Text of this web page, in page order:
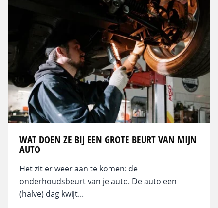
WAT DOEN ZE BIJ EEN GROTE BEURT VAN MIJN
AUTO
Het zit er weer aan te komen: de
onderhoudsbeurt van je auto. De auto een
(halve) dag kwijt...